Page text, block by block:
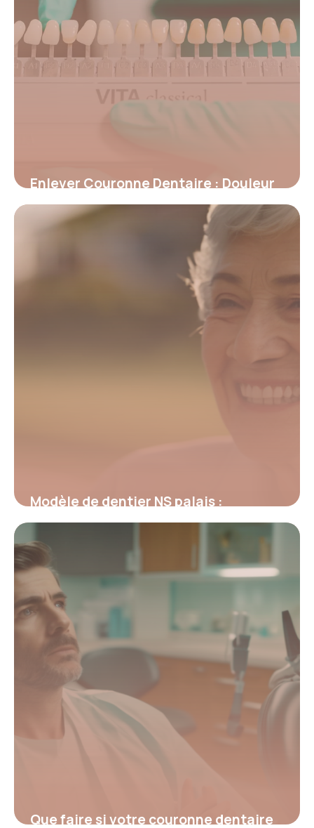
Enlever Couronne Dentaire : Douleur
et Conseils
Modèle de dentier NS palais :
Fonctionnement et avantages clés
26 février 2026
Que faire si votre couronne dentaire